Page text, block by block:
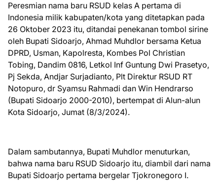
Peresmian nama baru RSUD kelas A pertama di
Indonesia milik kabupaten/kota yang ditetapkan pada
26 Oktober 2023 itu, ditandai penekanan tombol sirine
oleh Bupati Sidoarjo, Ahmad Muhdlor bersama Ketua
DPRD, Usman, Kapolresta, Kombes Pol Christian
Tobing, Dandim 0816, Letkol Inf Guntung Dwi Prasetyo,
Pj Sekda, Andjar Surjadianto, Plt Direktur RSUD RT
Notopuro, dr Syamsu Rahmadi dan Win Hendrarso
(Bupati Sidoarjo 2000-2010), bertempat di Alun-alun
Kota Sidoarjo, Jumat (8/3/2024).
Dalam sambutannya, Bupati Muhdlor menuturkan,
bahwa nama baru RSUD Sidoarjo itu, diambil dari nama
Bupati Sidoarjo pertama bergelar Tjokronegoro I.